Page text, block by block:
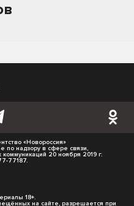
«Новороссия»
по надзору в сфере связи,
20 ноября 2019 г.
77187.
18+.
на сайте, разрешается при